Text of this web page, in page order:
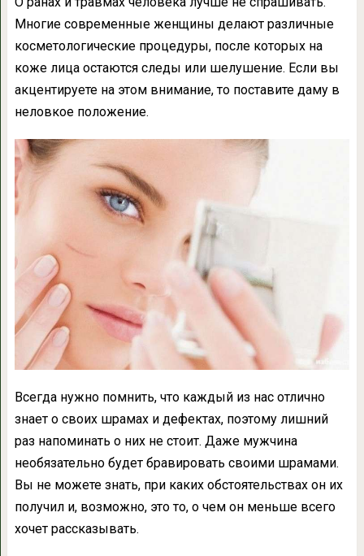
Многие современные женщины делают различные
косметологические процедуры, после которых на
коже лица остаются следы или шелушение. Если вы
акцентируете на этом внимание, то поставите даму в
неловкое положение.
Всегда нужно помнить, что каждый из нас отлично
знает о своих шрамах и дефектах, поэтому лишний
раз напоминать о них не стоит. Даже мужчина
необязательно будет бравировать своими шрамами.
Вы не можете знать, при каких обстоятельствах он их
получил и, возможно, это то, о чем он меньше всего
хочет рассказывать.